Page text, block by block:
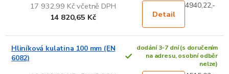
17 932,99 Kč včetně DPH
14 820,65 Kč
Detail
4940,22,-
Hliníková kulatina 100 mm (EN
6082)
dodání 3-7 dní (s doručením
na adresu, osobní odběr
nelze)